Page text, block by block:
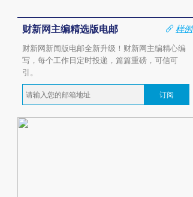
财新网主编精选版电邮
样例
财新网新闻版电邮全新升级！财新网主编精心编
写，每个工作日定时投递，篇篇重磅，可信可
引。
订阅